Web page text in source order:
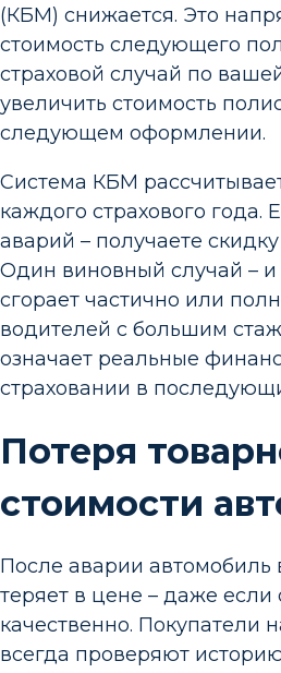
(КБМ) снижается. Это
стоимость следующего
страховой случай по
увеличить стоимость
следующем оформлении.
Система КБМ
каждого страхового года.
аварий – получаете скидку
Один виновный случай –
сгорает частично или
водителей с большим
означает реальные
страховании в
Потеря
стоимости
После аварии автомобиль
теряет в цене – даже
качественно. Покупатели
всегда проверяют